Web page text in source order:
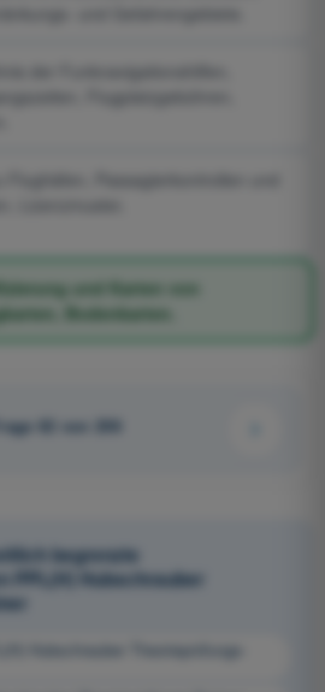
und Karten von
Bodenkarten.
Frage 62 von 206
begrenzte
PPL(H) Hubschrauber
Hubschrauber Theorieprüfungs-